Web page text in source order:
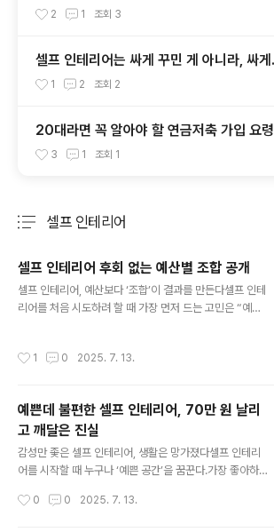
원 날린 조합 공개
2 1 조회 3
셀프 인테리어는 싸게 꾸민 게 아니라, 싸게
망한 거였다
1 2 조회 2
20대라면 꼭 알아야 할 연금저축 가입 요령
3 1 조회 1
셀프 인테리어
셀프 인테리어 후회 없는 예산별 조합 공개
셀프 인테리어, 예산보다 ‘조합’이 결과를 만든다셀프 인테
리어를 처음 시도하려 할 때 가장 먼저 드는 고민은 “예산
장 후회가 없을까?”단순히 얼마를 쓰느냐보다, 어떤 항목
금까지 30만 원부터 100만 원까지 다양한 예산으로 셀프
인테리어를 경험해봤고, 그 과정에서 수많은 시행착오도
겪었다.감성적인 소품부터 시작해서 실패했던 적도 있었
고, 실용성 위주로 접근해 후회 없는 결과를 만든 적도 있었
이라도 어떤 조합을 선택하느냐에 ..
1 0 2025. 7. 13.
예쁜데 불편한 셀프 인테리어, 70만 원 날리
고 깨달은 진실
감성만 좇은 셀프 인테리어, 생활은 망가졌다셀프 인테리
어를 시작할 때 누구나 ‘예쁜 공간’을 꿈꾼다.가장 좋아하는
이 묻어나는 소품들로 공간을 채우면 마치 새로운 나로 다
0 0 2025. 7. 13.